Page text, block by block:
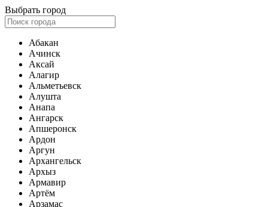
Выбрать город
Абакан
Ачинск
Аксай
Алагир
Альметьевск
Алушта
Анапа
Ангарск
Апшеронск
Ардон
Аргун
Архангельск
Архыз
Армавир
Артём
Арзамас